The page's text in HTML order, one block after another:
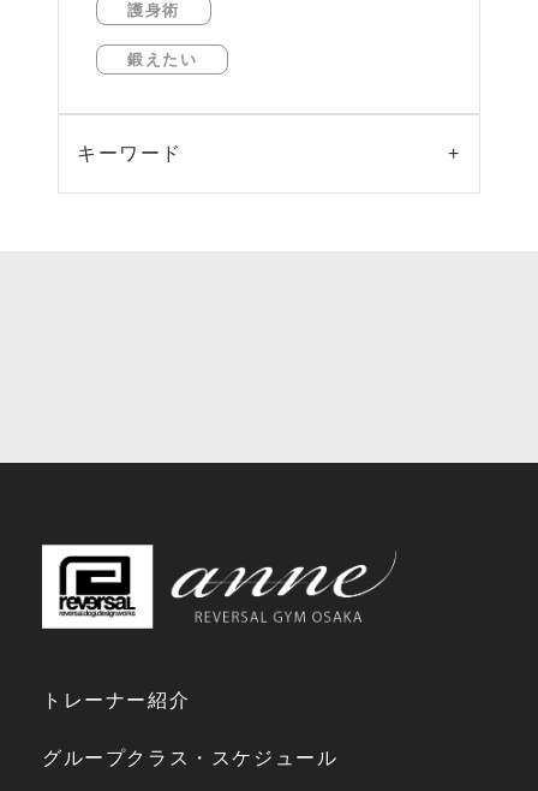
護身術
鍛えたい
キーワード +
トレーナー紹介
グループクラス・スケジュール